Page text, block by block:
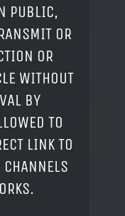
PUBLIC,
OR
OR
WITHOUT
BY
TO
LINK TO